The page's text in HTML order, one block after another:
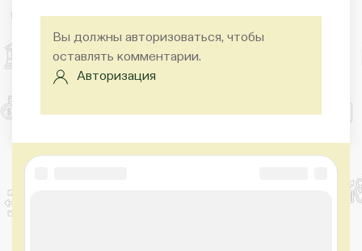
Вы должны авторизоваться, чтобы
оставлять комментарии.
Авторизация